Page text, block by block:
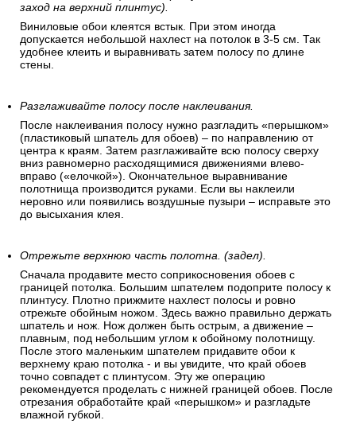
Сделайте пометку на стене, что бы первое полотно
было поклеено перпендикулярно полу.
Проведите на стене строго вертикальную линию, которая
обозначит границу первой поклеенной обойной полосы.
Для точности линии используйте строительный отвес, лазер
Клейте полотнища встык.(допускается небольшой
заход на верхний плинтус).
Виниловые обои клеятся встык. При этом иногда
допускается небольшой нахлест на потолок в 3-5 см. Так
удобнее клеить и выравнивать затем полосу по длине
стены.
После наклеивания полосу нужно разгладить «перышком»
центра к краям. Затем разглаживайте всю полосу сверху
вниз равномерно расходящимися движениями влево-
вправо («елочкой»). Окончательное выравнивание
полотнища производится руками. Если вы наклеили
неровно или появились воздушные пузыри – исправьте это
до высыхания клея.
Отрежьте верхнюю часть полотна. (задел).
Сначала продавите место соприкосновения обоев с
границей потолка. Большим шпателем подоприте полосу к